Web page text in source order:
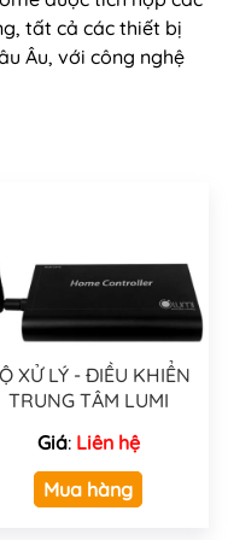
tất cả các thiết bị
Âu, với công nghệ
XỬ LÝ - ĐIỀU KHIỂN
TRUNG TÂM LUMI
Giá: Liên hệ
Mua hàng